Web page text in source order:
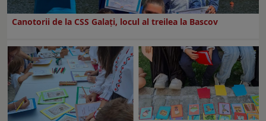
Canotorii de la CSS Galați, locul al treilea la Bascov